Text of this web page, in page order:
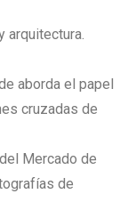
arquitectura.
aborda el papel
cruzadas de
Mercado de
de